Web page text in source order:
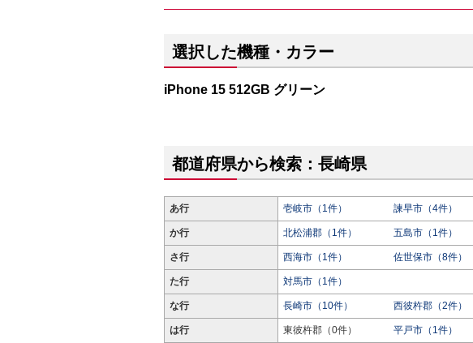
選択した機種・カラー
iPhone 15 512GB グリーン
都道府県から検索：長崎県
あ行 壱岐市（1件） 諫早市（4件）
か行 北松浦郡（1件） 五島市（1件）
さ行 西海市（1件） 佐世保市（8件）
た行 対馬市（1件）
な行 長崎市（10件） 西彼杵郡（2件）
は行 東彼杵郡（0件） 平戸市（1件）